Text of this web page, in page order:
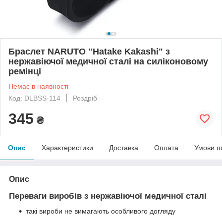
Браслет NARUTO "Hatake Kakashi" з
нержавіючої медичної сталі на силіконовому
ремінці
Немає в наявності
Код: DLBSS-114
Роздріб
345 ₴
Опис Характеристики Доставка Оплата Умови
Опис
Переваги виробів з нержавіючої медичної сталі
такі вироби не вимагають особливого догляду